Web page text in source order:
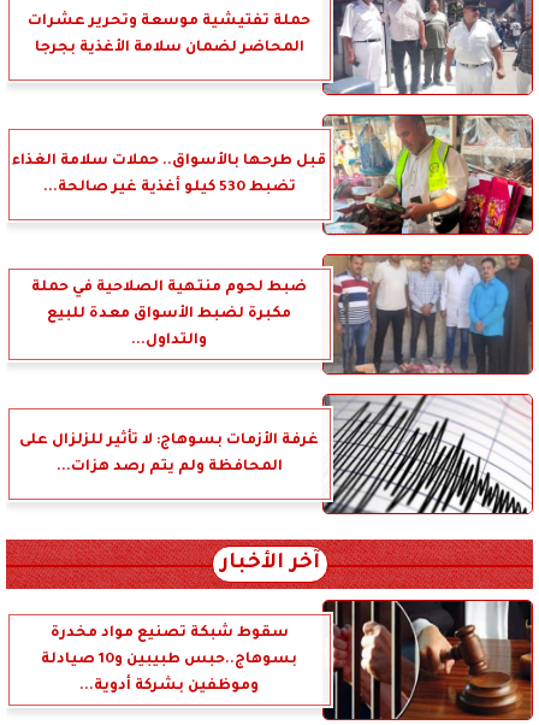
حملة تفتيشية موسعة وتحرير عشرات
المحاضر لضمان سلامة الأغذية بجرجا
قبل طرحها بالأسواق.. حملات سلامة الغذاء
تضبط 530 كيلو أغذية غير صالحة...
ضبط لحوم منتهية الصلاحية في حملة
مكبرة لضبط الأسواق معدة للبيع
والتداول...
غرفة الأزمات بسوهاج: لا تأثير للزلزال على
المحافظة ولم يتم رصد هزات...
آخر الأخبار
سقوط شبكة تصنيع مواد مخدرة
بسوهاج..حبس طبيبين و10 صيادلة
وموظفين بشركة أدوية...